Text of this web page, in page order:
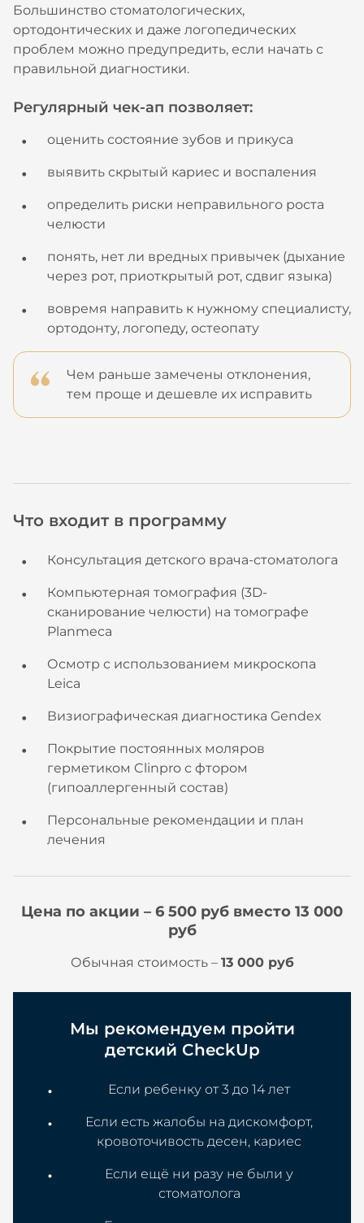
Большинство стоматологических,
ортодонтических и даже логопедических
проблем можно предупредить, если начать с
правильной диагностики.
Регулярный чек-ап позволяет:
оценить состояние зубов и прикуса
выявить скрытый кариес и воспаления
определить риски неправильного роста
челюсти
понять, нет ли вредных привычек (дыхание
через рот, приоткрытый рот, сдвиг языка)
вовремя направить к нужному специалисту,
ортодонту, логопеду, остеопату
Чем раньше замечены отклонения,
тем проще и дешевле их исправить
Что входит в программу
Консультация детского врача-стоматолога
Компьютерная томография (3D-
сканирование челюсти) на томографе
Planmeca
Осмотр с использованием микроскопа
Leica
Визиографическая диагностика Gendex
Покрытие постоянных моляров
герметиком Clinpro с фтором
(гипоаллергенный состав)
Персональные рекомендации и план
лечения
Цена по акции – 6 500 руб вместо 13 000
руб
Обычная стоимость – 13 000 руб
Мы рекомендуем пройти
детский CheckUp
Если ребенку от 3 до 14 лет
Если есть жалобы на дискомфорт,
кровоточивость десен, кариес
Если ещё ни разу не были у
стоматолога